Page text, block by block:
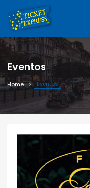
Eventos
Home Eventos